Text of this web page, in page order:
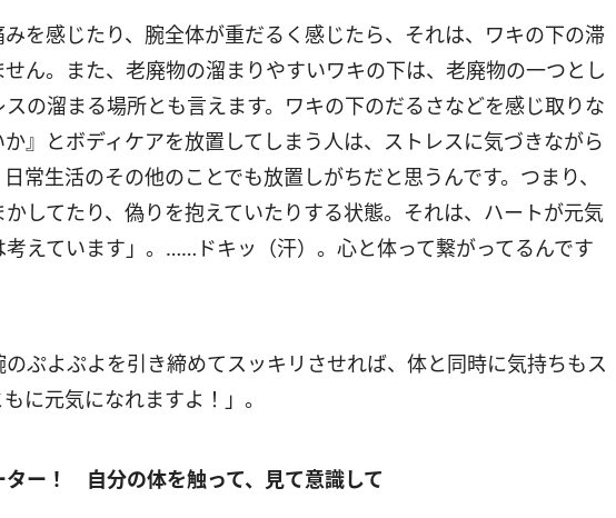
みを感じたり、腕全体が重だるく感じたら、それは、ワキの下の滞
ん。また、老廃物の溜まりやすいワキの下は、老廃物の一つとし
の溜まる場所とも言えます。ワキの下のだるさなどを感じ取りな
』とボディケアを放置してしまう人は、ストレスに気づきながら
常生活のその他のことでも放置しがちだと思うんです。つまり、
してたり、偽りを抱えていたりする状態。それは、ハートが元気
えています」。……ドキッ（汗）。心と体って繋がってるんです
のぷよぷよを引き締めてスッキリさせれば、体と同時に気持ちもス
に元気になれますよ！」。
ー！ 自分の体を触って、見て意識して